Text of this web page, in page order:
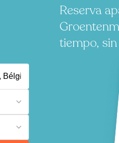
Reserva
tiempo,